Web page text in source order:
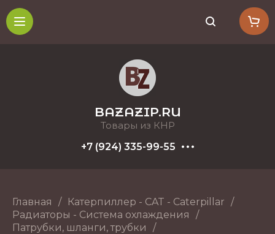
BAZAZIP.RU
Товары из КНР
+7 (924) 335-99-55
Главная / Катерпиллер - CAT - Caterpillar /
Радиаторы - Система охлаждения
/
Патрубки, шланги, трубки
/